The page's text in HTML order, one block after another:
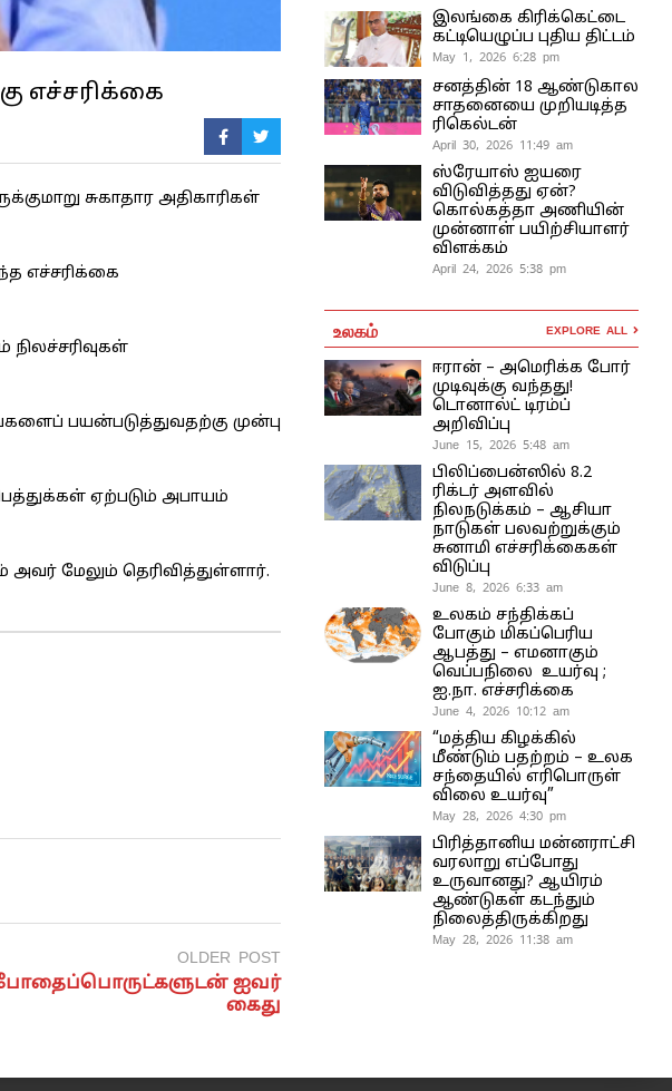
எச்சரிக்கை
சுகாதார அதிகாரிகள்
எச்சரிக்கை
பயன்படுத்துவதற்கு முன்பு
ஏற்படும் அபாயம்
மேலும் தெரிவித்துள்ளார்.
OLDER POST
போதைப்பொருட்களுடன் ஐவர்
கைது
இலங்கை கிரிக்கெட்டை
கட்டியெழுப்ப புதிய திட்டம்
May 1, 2026 6:28 pm
சனத்தின் 18 ஆண்டுகால
சாதனையை முறியடித்த
ரிகெல்டன்
April 30, 2026 11:49 am
ஸ்ரேயாஸ் ஐயரை
விடுவித்தது ஏன்?
கொல்கத்தா அணியின்
முன்னாள் பயிற்சியாளர்
விளக்கம்
April 24, 2026 5:38 pm
உலகம் EXPLORE ALL
ஈரான் – அமெரிக்க போர்
முடிவுக்கு வந்தது!
டொனால்ட் டிரம்ப்
அறிவிப்பு
June 15, 2026 5:48 am
பிலிப்பைன்ஸில் 8.2
ரிக்டர் அளவில்
நிலநடுக்கம் – ஆசியா
நாடுகள் பலவற்றுக்கும்
சுனாமி எச்சரிக்கைகள்
விடுப்பு
June 8, 2026 6:33 am
உலகம் சந்திக்கப்
போகும் மிகப்பெரிய
ஆபத்து – எமனாகும்
வெப்பநிலை உயர்வு ;
ஐ.நா. எச்சரிக்கை
June 4, 2026 10:12 am
“மத்திய கிழக்கில்
மீண்டும் பதற்றம் – உலக
சந்தையில் எரிபொருள்
விலை உயர்வு”
May 28, 2026 4:30 pm
பிரித்தானிய மன்னராட்சி
வரலாறு எப்போது
உருவானது? ஆயிரம்
ஆண்டுகள் கடந்தும்
நிலைத்திருக்கிறது
May 28, 2026 11:38 am